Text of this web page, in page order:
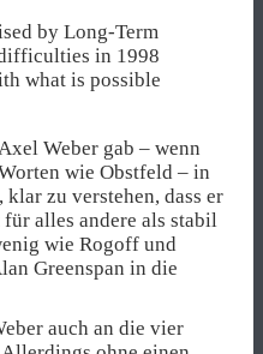
by Long-Term
in 1998
what is possible
Weber gab – wenn
wie Obstfeld – in
, klar zu verstehen, dass er
alles andere als stabil
wie Rogoff und
Greenspan in die
auch an die vier